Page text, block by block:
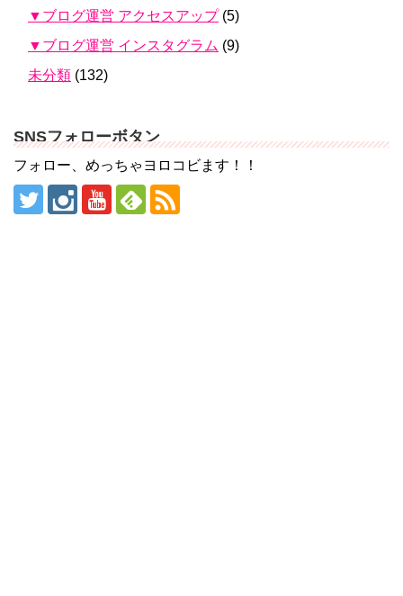
▼ブログ運営 アクセスアップ(5)
▼ブログ運営 インスタグラム (9)
未分類 (132)
SNSフォローボタン
フォロー、めっちゃヨロコビます！！